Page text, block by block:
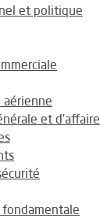
et politique
aérienne
et d’affaire
fondamentale